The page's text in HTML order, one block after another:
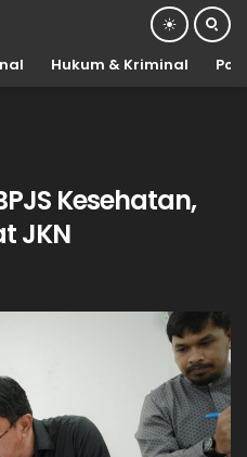
Hukum & Kriminal
Kesehatan,
JKN